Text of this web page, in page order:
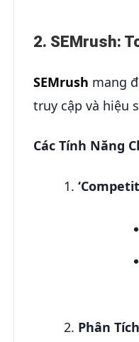
2. SEMrush:
SEMrush mang
truy cập và hiệu
Các Tính Năng
Phân